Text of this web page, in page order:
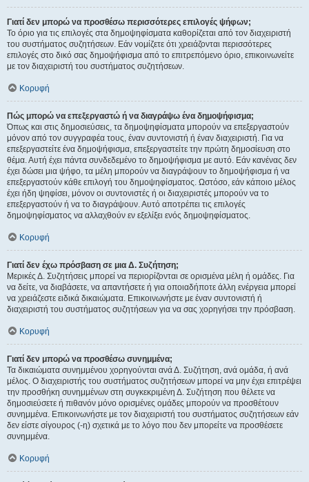
Γιατί δεν μπορώ να προσθέσω περισσότερες επιλογές ψήφων;
Το όριο για τις επιλογές στα δημοψηφίσματα καθορίζεται από τον διαχειριστή
του συστήματος συζητήσεων. Εάν νομίζετε ότι χρειάζονται περισσότερες
επιλογές στο δικό σας δημοψήφισμα από το επιτρεπόμενο όριο, επικοινωνείτε
με τον διαχειριστή του συστήματος συζητήσεων.
Κορυφή
Πώς μπορώ να επεξεργαστώ ή να διαγράψω ένα δημοψήφισμα;
Όπως και στις δημοσιεύσεις, τα δημοψηφίσματα μπορούν να επεξεργαστούν
μόνον από τον συγγραφέα τους, έναν συντονιστή ή έναν διαχειριστή. Για να
επεξεργαστείτε ένα δημοψήφισμα, επεξεργαστείτε την πρώτη δημοσίευση στο
θέμα. Αυτή έχει πάντα συνδεδεμένο το δημοψήφισμα με αυτό. Εάν κανένας δεν
έχει δώσει μια ψήφο, τα μέλη μπορούν να διαγράψουν το δημοψήφισμα ή να
επεξεργαστούν κάθε επιλογή του δημοψηφίσματος. Ωστόσο, εάν κάποιο μέλος
έχει ήδη ψηφίσει, μόνον οι συντονιστές ή οι διαχειριστές μπορούν να το
επεξεργαστούν ή να το διαγράψουν. Αυτό αποτρέπει τις επιλογές
δημοψηφίσματος να αλλαχθούν εν εξελίξει ενός δημοψηφίσματος.
Κορυφή
Γιατί δεν έχω πρόσβαση σε μια Δ. Συζήτηση;
Μερικές Δ. Συζητήσεις μπορεί να περιορίζονται σε ορισμένα μέλη ή ομάδες. Για
να δείτε, να διαβάσετε, να απαντήσετε ή για οποιαδήποτε άλλη ενέργεια μπορεί
να χρειάζεστε ειδικά δικαιώματα. Επικοινωνήστε με έναν συντονιστή ή
διαχειριστή του συστήματος συζητήσεων για να σας χορηγήσει την πρόσβαση.
Κορυφή
Γιατί δεν μπορώ να προσθέσω συνημμένα;
Τα δικαιώματα συνημμένου χορηγούνται ανά Δ. Συζήτηση, ανά ομάδα, ή ανά
μέλος. Ο διαχειριστής του συστήματος συζητήσεων μπορεί να μην έχει επιτρέψει
την προσθήκη συνημμένων στη συγκεκριμένη Δ. Συζήτηση που θέλετε να
δημοσιεύσετε ή πιθανόν μόνο ορισμένες ομάδες μπορούν να προσθέτουν
συνημμένα. Επικοινωνήστε με τον διαχειριστή του συστήματος συζητήσεων εάν
δεν είστε σίγουρος (-η) σχετικά με το λόγο που δεν μπορείτε να προσθέσετε
συνημμένα.
Κορυφή